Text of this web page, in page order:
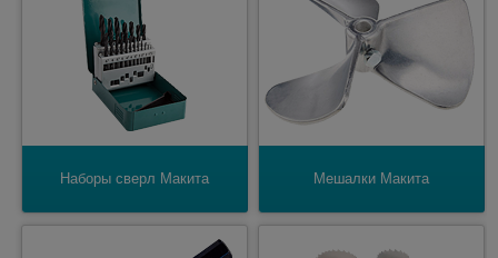
Наборы сверл Макита Мешалки Макита